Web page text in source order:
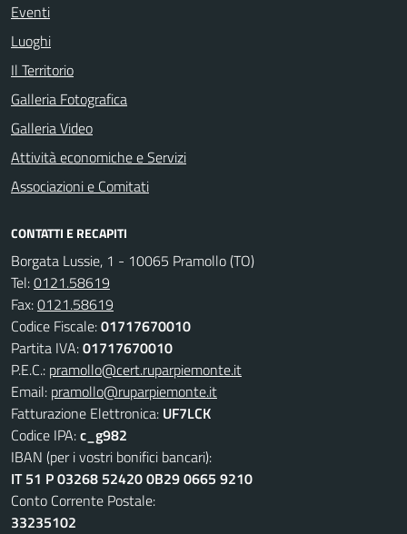
Eventi
Luoghi
Il Territorio
Galleria Fotografica
Galleria Video
Attività economiche e Servizi
Associazioni e Comitati
CONTATTI E RECAPITI
Borgata Lussie, 1 - 10065 Pramollo (TO)
Tel:0121.58619
Fax:0121.58619
Codice Fiscale:01717670010
Partita IVA:01717670010
P.E.C.: pramollo@cert.ruparpiemonte.it
Email: pramollo@ruparpiemonte.it
Fatturazione Elettronica: UF7LCK
Codice IPA:c_g982
IBAN (per i vostri bonifici bancari):
IT 51 P 03268 52420 0B29 0665 9210
Conto Corrente Postale:
33235102